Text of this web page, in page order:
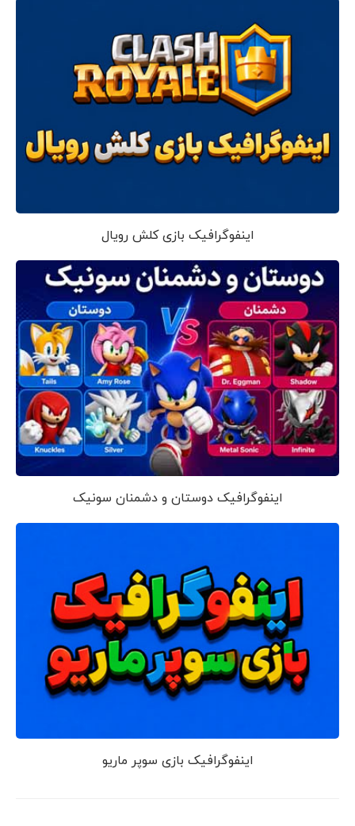
اینفوگرافیک بازی کلش رویال
اینفوگرافیک دوستان و دشمنان سونیک
اینفوگرافیک بازی سوپر ماریو